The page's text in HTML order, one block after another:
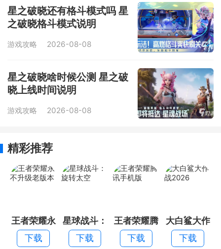
星之破晓还有格斗模式吗 星
之破晓格斗模式说明
游戏攻略 2026-08-08
星之破晓啥时候公测 星之破
晓上线时间说明
游戏攻略 2026-08-08
精彩推荐
王者荣耀永
不升级老版
本
下载
星球战斗：
旋转太空
下载
王者荣耀腾
讯手机版
下载
大白鲨大作
战2026
下载